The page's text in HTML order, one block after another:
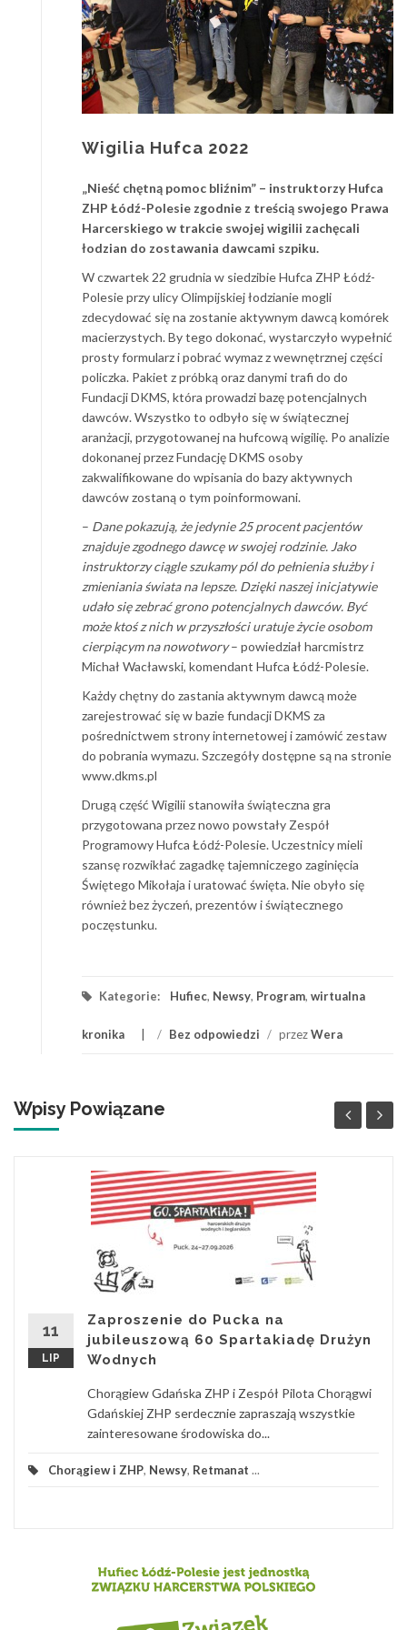
Wigilia Hufca 2022
„Nieść chętną pomoc bliźnim” – instruktorzy Hufca
ZHP Łódź-Polesie zgodnie z treścią swojego Prawa
Harcerskiego w trakcie swojej wigilii zachęcali
łodzian do zostawania dawcami szpiku.
W czwartek 22 grudnia w siedzibie Hufca ZHP Łódź-
Polesie przy ulicy Olimpijskiej łodzianie mogli
zdecydować się na zostanie aktywnym dawcą komórek
macierzystych. By tego dokonać, wystarczyło wypełnić
prosty formularz i pobrać wymaz z wewnętrznej części
policzka. Pakiet z próbką oraz danymi trafi do do
Fundacji DKMS, która prowadzi bazę potencjalnych
dawców. Wszystko to odbyło się w świątecznej
aranżacji, przygotowanej na hufcową wigilię. Po analizie
dokonanej przez Fundację DKMS osoby
zakwalifikowane do wpisania do bazy aktywnych
dawców zostaną o tym poinformowani.
– Dane pokazują, że jedynie 25 procent pacjentów
znajduje zgodnego dawcę w swojej rodzinie. Jako
instruktorzy ciągle szukamy pól do pełnienia służby i
zmieniania świata na lepsze. Dzięki naszej inicjatywie
udało się zebrać grono potencjalnych dawców. Być
może ktoś z nich w przyszłości uratuje życie osobom
cierpiącym na nowotwory– powiedział harcmistrz
Michał Wacławski, komendant Hufca Łódź-Polesie.
Każdy chętny do zastania aktywnym dawcą może
zarejestrować się w bazie fundacji DKMS za
pośrednictwem strony internetowej i zamówić zestaw
do pobrania wymazu. Szczegóły dostępne są na stronie
www.dkms.pl
Drugą część Wigilii stanowiła świąteczna gra
przygotowana przez nowo powstały Zespół
Programowy Hufca Łódź-Polesie. Uczestnicy mieli
szansę rozwikłać zagadkę tajemniczego zaginięcia
Świętego Mikołaja i uratować święta. Nie obyło się
również bez życzeń, prezentów i świątecznego
poczęstunku.
Kategorie: Hufiec, Newsy, Program, wirtualna
kronika / Bez odpowiedzi / przezWera
Wpisy Powiązane
11
LIP
Zaproszenie do Pucka na
jubileuszową 60 Spartakiadę Drużyn
Wodnych
Chorągiew Gdańska ZHP i Zespół Pilota Chorągwi
Gdańskiej ZHP serdecznie zapraszają wszystkie
zainteresowane środowiska do...
Chorągiew i ZHP, Newsy, Retmanat ...